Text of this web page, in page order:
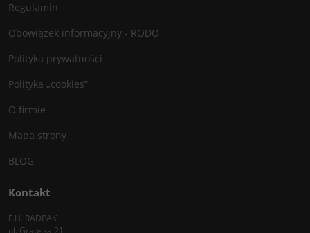
Regulamin
Obowiązek informacyjny - RODO
Polityka prywatności
Polityka „cookies”
O firmie
Mapa strony
BLOG
Kontakt
F.H. RADPAK
ul. Grabska 21